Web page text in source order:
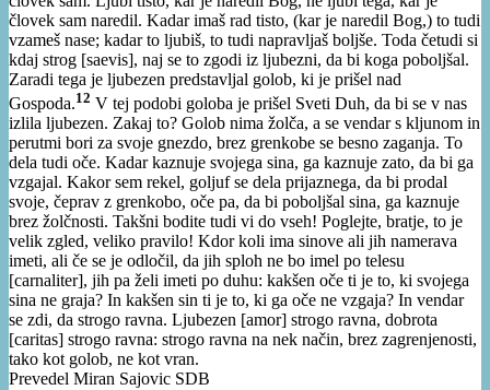
človek sam naredil. Kadar imaš rad tisto, (kar je naredil Bog,) to tudi
vzameš nase; kadar to ljubiš, to tudi napravljaš boljše. Toda četudi si
kdaj strog [saevis], naj se to zgodi iz ljubezni, da bi koga poboljšal.
Zaradi tega je ljubezen predstavljal golob, ki je prišel nad
Gospoda.12 V tej podobi goloba je prišel Sveti Duh, da bi se v nas
izlila ljubezen. Zakaj to? Golob nima žolča, a se vendar s kljunom in
perutmi bori za svoje gnezdo, brez grenkobe se besno zaganja. To
dela tudi oče. Kadar kaznuje svojega sina, ga kaznuje zato, da bi ga
vzgajal. Kakor sem rekel, goljuf se dela prijaznega, da bi prodal
svoje, čeprav z grenkobo, oče pa, da bi poboljšal sina, ga kaznuje
brez žolčnosti. Takšni bodite tudi vi do vseh! Poglejte, bratje, to je
velik zgled, veliko pravilo! Kdor koli ima sinove ali jih namerava
imeti, ali če se je odločil, da jih sploh ne bo imel po telesu
[carnaliter], jih pa želi imeti po duhu: kakšen oče ti je to, ki svojega
sina ne graja? In kakšen sin ti je to, ki ga oče ne vzgaja? In vendar
se zdi, da strogo ravna. Ljubezen [amor] strogo ravna, dobrota
[caritas] strogo ravna: strogo ravna na nek način, brez zagrenjenosti,
tako kot golob, ne kot vran.
Prevedel Miran Sajovic SDB